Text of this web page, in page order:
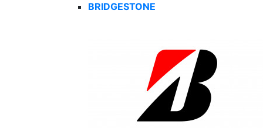
BRIDGESTONE